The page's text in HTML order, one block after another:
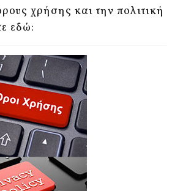
χρήσης και την πολιτική
εδώ: